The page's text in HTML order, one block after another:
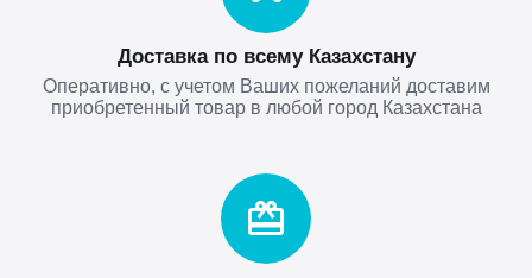
Доставка по всему Казахстану
Оперативно, с учетом Ваших пожеланий доставим
приобретенный товар в любой город Казахстана